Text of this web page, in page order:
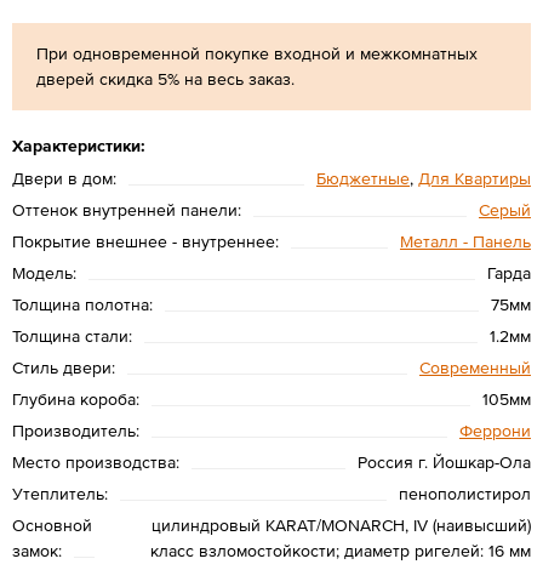
При одновременной покупке входной и межкомнатных
дверей скидка 5% на весь заказ.
Характеристики:
Двери в дом:
Бюджетные, Для Квартиры
Оттенок внутренней панели:
Серый
Покрытие внешнее - внутреннее:
Металл - Панель
Модель:
Гарда
Толщина полотна:
75мм
Толщина стали:
1.2мм
Стиль двери:
Современный
Глубина короба:
105мм
Производитель:
Феррони
Место производства:
Россия г. Йошкар-Ола
Утеплитель:
пенополистирол
Основной
замок:
цилиндровый KARAT/MONARCH, IV (наивысший)
класс взломостойкости; диаметр ригелей: 16 мм